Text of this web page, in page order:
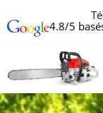
4.8/5